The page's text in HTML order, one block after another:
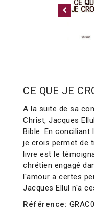
CE QUE JE
A la suite de sa
Christ, Jacques
Bible. En conciliant
je crois permet de
livre est le
chrétien engagé
l'amour a certes
Jacques Ellul n'a
Référence: